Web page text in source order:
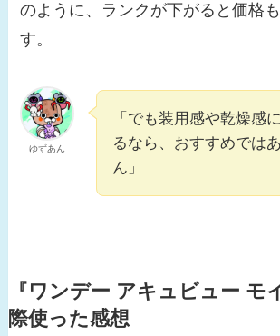
のように、ランクが下がると価格
す。
ゆずあん
「でも装用感や乾燥感
るなら、おすすめでは
ん」
『ワンデー アキュビュー モ
際使った感想